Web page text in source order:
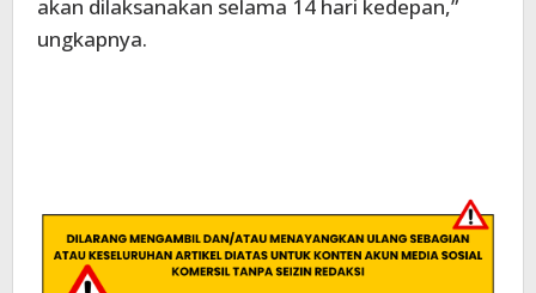
akan dilaksanakan selama 14 hari kedepan,”
ungkapnya.